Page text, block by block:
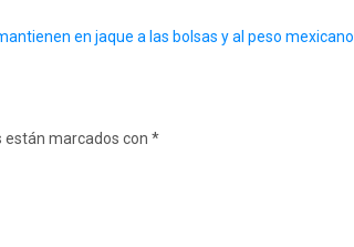
en jaque a las bolsas y al peso mexicano
están marcados con *